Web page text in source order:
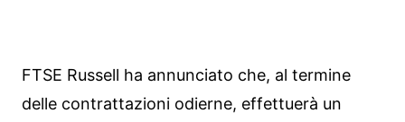
FTSE Russell ha annunciato che, al termine
delle contrattazioni odierne, effettuerà un